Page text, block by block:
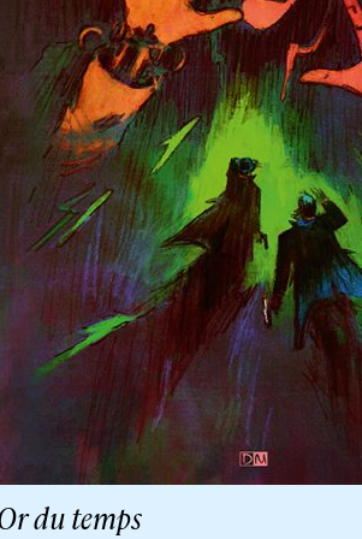
du temps